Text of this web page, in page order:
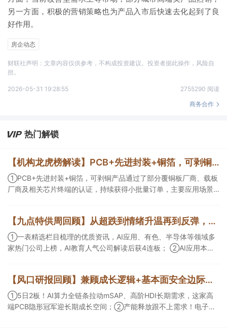
另一方面，积极的营销策略也为产品入市后快速去化起到了良
好作用。
房企动态
财联社声明：文章内容仅供参考，不构成投资建议。投资者据此操作，风险自
担。
2026-05-31 19:28:55
2755290 阅读
商务合作
热门解锁
【机构龙虎榜解读】PCB+先进封装+铜箔，可剥铜产品通过了部分覆铜板厂商、载板厂商及相关芯片终端的认证，持续获得小批量订单，主要应用场景包括芯片封装光模块用PCB，机构大额净买入这家公司
①PCB+先进封装+铜箔，可剥铜产品通过了部分覆铜板厂商、载板
厂商及相关芯片终端的认证，持续获得小批量订单，主要应用场景
等方面具有丰富经验，具备承接细胞与基因治疗产品商业化受托生
产的合规资质，这家公司获净买入。
【九点特供周回顾】从超跌到情绪升温再到反弹，栏目梳理AI应用题材逻辑，AI教育人气公司解读后获4连板
①一表精选栏目梳理的优质资讯，AI应用、有色、半导体等领域多
家热门公司上榜，AI教育人气公司解读后获4连板； ②AI应用本周
角前瞻产业供需情况，提及2家核心公司双双涨停。
【风口研报回顾】兼顾成长逻辑+基本面安全边际！王牌自营前瞻覆盖“pcb+MLCC+电子布”，梳理AI产业链优质标的“深坑起跳”
①5日2板！AI算力全链条拉动mSAP、高阶HDI长期需求，这家高
端PCB隐形冠军迎长期成长空间；②产能释放跟不上需求！电子布